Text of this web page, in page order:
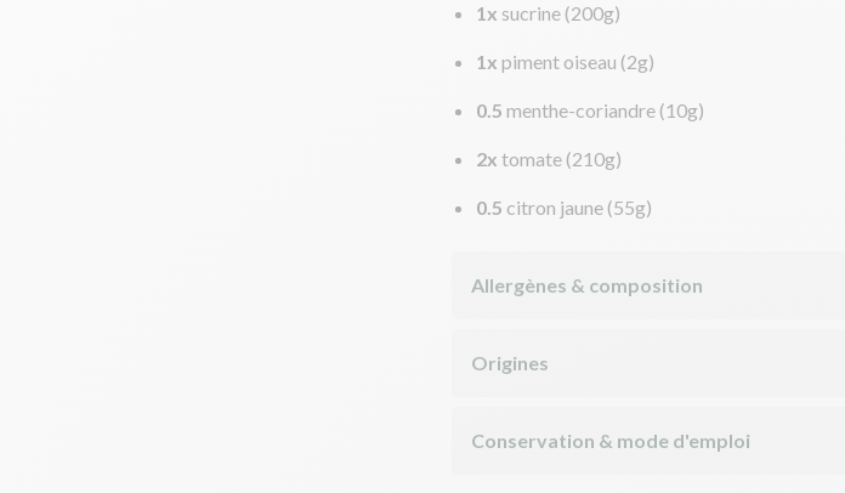
1x sucrine (200g)
1x piment oiseau (2g)
0.5 menthe-coriandre (10g)
2x tomate (210g)
0.5 citron jaune (55g)
Allergènes & composition
Origines
Conservation & mode d'emploi